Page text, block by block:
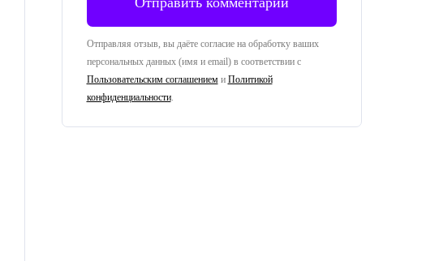
Отправляя отзыв, вы даёте согласие на обработку ваших
персональных данных (имя и email) в соответствии с
Пользовательским соглашениеми Политикой
конфиденциальности.